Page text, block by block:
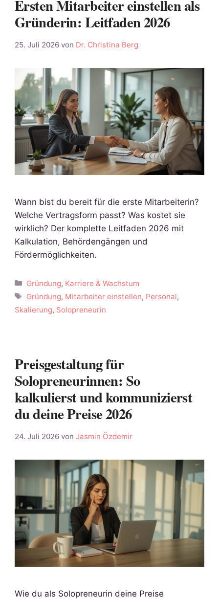
Ersten Mitarbeiter einstellen als
Gründerin: Leitfaden 2026
25. Juli 2026 von Dr. Christina Berg
Wann bist du bereit für die erste Mitarbeiterin?
Welche Vertragsform passt? Was kostet sie
wirklich? Der komplette Leitfaden 2026 mit
Kalkulation, Behördengängen und
Fördermöglichkeiten.
Kategorien
Gründung, Karriere & Wachstum
Schlagwörter
Gründung, Mitarbeiter einstellen, Personal,
Skalierung, Solopreneurin
Preisgestaltung für
Solopreneurinnen: So
kalkulierst und kommunizierst
du deine Preise 2026
24. Juli 2026 von Jasmin Özdemir
Wie du als Solopreneurin deine Preise